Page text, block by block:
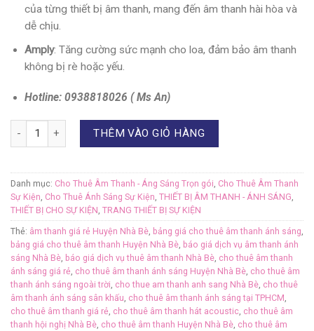
của từng thiết bị âm thanh, mang đến âm thanh hài hòa và
dễ chịu.
Amply: Tăng cường sức mạnh cho loa, đảm bảo âm thanh
không bị rè hoặc yếu.
Hotline: 0938818026 ( Ms An)
Số lượng THÊM VÀO GIỎ HÀNG
Danh mục: Cho Thuê Âm Thanh - Áng Sáng Trọn gói Cho Thuê Âm Thanh
Sự Kiện Cho Thuê Ánh Sáng Sự Kiện THIẾT BỊ ÂM THANH - ÁNH SÁNG
THIẾT BỊ CHO SỰ KIỆN TRANG THIẾT BỊ SỰ KIỆN
Thẻ: âm thanh giá rẻ Huyện Nhà Bè bảng giá cho thuê âm thanh ánh sáng
bảng giá cho thuê âm thanh Huyện Nhà Bè báo giá dịch vụ âm thanh ánh
sáng Nhà Bè báo giá dịch vụ thuê âm thanh Nhà Bè cho thuê âm thanh
ánh sáng giá rẻ cho thuê âm thanh ánh sáng Huyện Nhà Bè cho thuê âm
thanh ánh sáng ngoài trời cho thue am thanh anh sang Nhà Bè cho thuê
âm thanh ánh sáng sân khấu cho thuê âm thanh ánh sáng tại TPHCM
cho thuê âm thanh giá rẻ cho thuê âm thanh hát acoustic cho thuê âm
thanh hội nghị Nhà Bè cho thuê âm thanh Huyện Nhà Bè cho thuê âm